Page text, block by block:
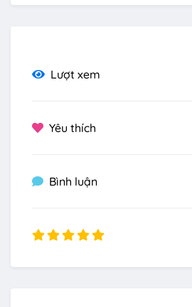
Lượt xem
Yêu thích
Bình luận